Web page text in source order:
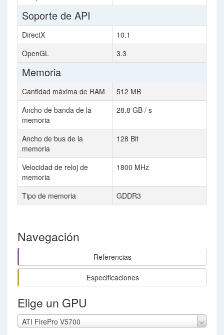
Soporte de API
DirectX
10.1
OpenGL
3.3
Memoria
Cantidad máxima de RAM
512 MB
Ancho de banda de la
memoria
28.8 GB / s
Ancho de bus de la
memoria
128 Bit
Velocidad de reloj de
memoria
1800 MHz
Tipo de memoria GDDR3
Navegación
Referencias
Especificaciones
Elige un GPU
ATI FirePro V5700